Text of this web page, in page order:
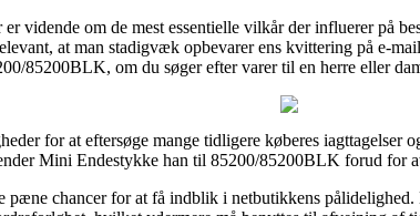
vidende om de mest essentielle vilkår der influerer på
at man stadigvæk opbevarer ens kvittering på e-
85200BLK, om du søger efter varer til en herre eller
for at eftersøge mange tidligere køberes iagttagelser
Mini Endestykke han til 85200/85200BLK forud for
pæne chancer for at få indblik i netbutikkens